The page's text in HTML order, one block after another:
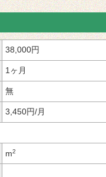
38,000円
1ヶ月
無
3,450円/月
m2